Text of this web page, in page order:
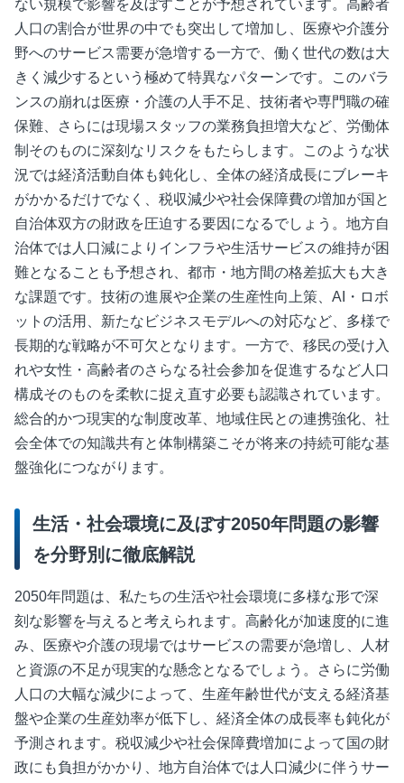
ない規模で影響を及ぼすことが予想されています。高齢者
人口の割合が世界の中でも突出して増加し、医療や介護分
野へのサービス需要が急増する一方で、働く世代の数は大
きく減少するという極めて特異なパターンです。このバラ
ンスの崩れは医療・介護の人手不足、技術者や専門職の確
保難、さらには現場スタッフの業務負担増大など、労働体
制そのものに深刻なリスクをもたらします。このような状
況では経済活動自体も鈍化し、全体の経済成長にブレーキ
がかかるだけでなく、税収減少や社会保障費の増加が国と
自治体双方の財政を圧迫する要因になるでしょう。地方自
治体では人口減によりインフラや生活サービスの維持が困
難となることも予想され、都市・地方間の格差拡大も大き
な課題です。技術の進展や企業の生産性向上策、AI・ロボ
ットの活用、新たなビジネスモデルへの対応など、多様で
長期的な戦略が不可欠となります。一方で、移民の受け入
れや女性・高齢者のさらなる社会参加を促進するなど人口
構成そのものを柔軟に捉え直す必要も認識されています。
総合的かつ現実的な制度改革、地域住民との連携強化、社
会全体での知識共有と体制構築こそが将来の持続可能な基
盤強化につながります。
生活・社会環境に及ぼす2050年問題の影響
を分野別に徹底解説
2050年問題は、私たちの生活や社会環境に多様な形で深
刻な影響を与えると考えられます。高齢化が加速度的に進
み、医療や介護の現場ではサービスの需要が急増し、人材
と資源の不足が現実的な懸念となるでしょう。さらに労働
人口の大幅な減少によって、生産年齢世代が支える経済基
盤や企業の生産効率が低下し、経済全体の成長率も鈍化が
予測されます。税収減少や社会保障費増加によって国の財
政にも負担がかかり、地方自治体では人口減少に伴うサー